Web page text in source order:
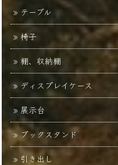
テーブル
椅子
棚、収納棚
ディスプレイケース
展示台
ブックスタンド
引き出し